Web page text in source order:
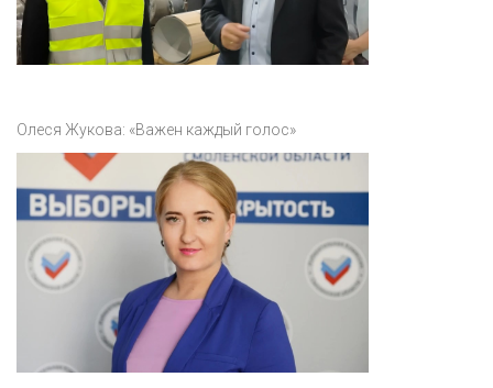
Олеся Жукова: «Важен каждый голос»